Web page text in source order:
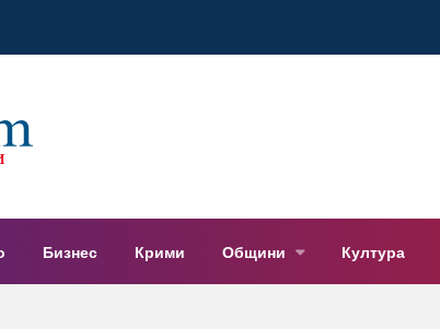
Бизнес Крими Общини Култура